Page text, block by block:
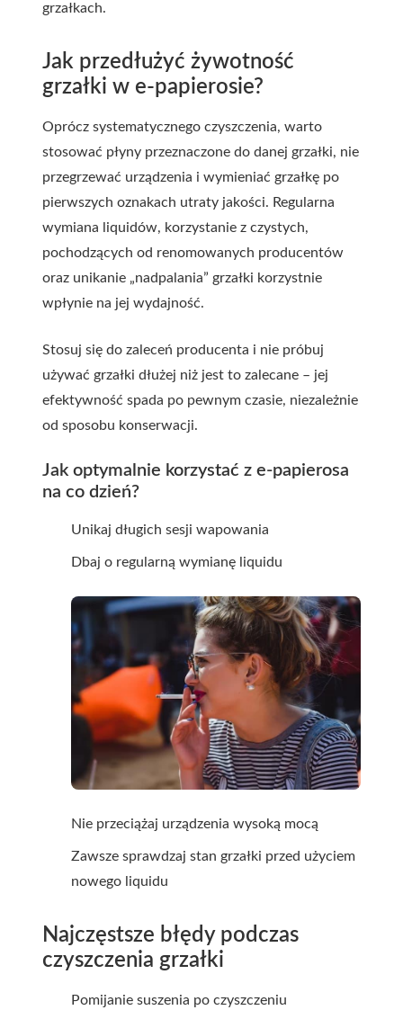
grzałkach.
Jak przedłużyć żywotność
grzałki w e-papierosie?
Oprócz systematycznego czyszczenia, warto
stosować płyny przeznaczone do danej grzałki, nie
przegrzewać urządzenia i wymieniać grzałkę po
pierwszych oznakach utraty jakości. Regularna
wymiana liquidów, korzystanie z czystych,
pochodzących od renomowanych producentów
oraz unikanie „nadpalania” grzałki korzystnie
wpłynie na jej wydajność.
Stosuj się do zaleceń producenta i nie próbuj
używać grzałki dłużej niż jest to zalecane – jej
efektywność spada po pewnym czasie, niezależnie
od sposobu konserwacji.
Jak optymalnie korzystać z e-papierosa
na co dzień?
Unikaj długich sesji wapowania
Dbaj o regularną wymianę liquidu
Nie przeciążaj urządzenia wysoką mocą
Zawsze sprawdzaj stan grzałki przed użyciem
nowego liquidu
Najczęstsze błędy podczas
czyszczenia grzałki
Pomijanie suszenia po czyszczeniu